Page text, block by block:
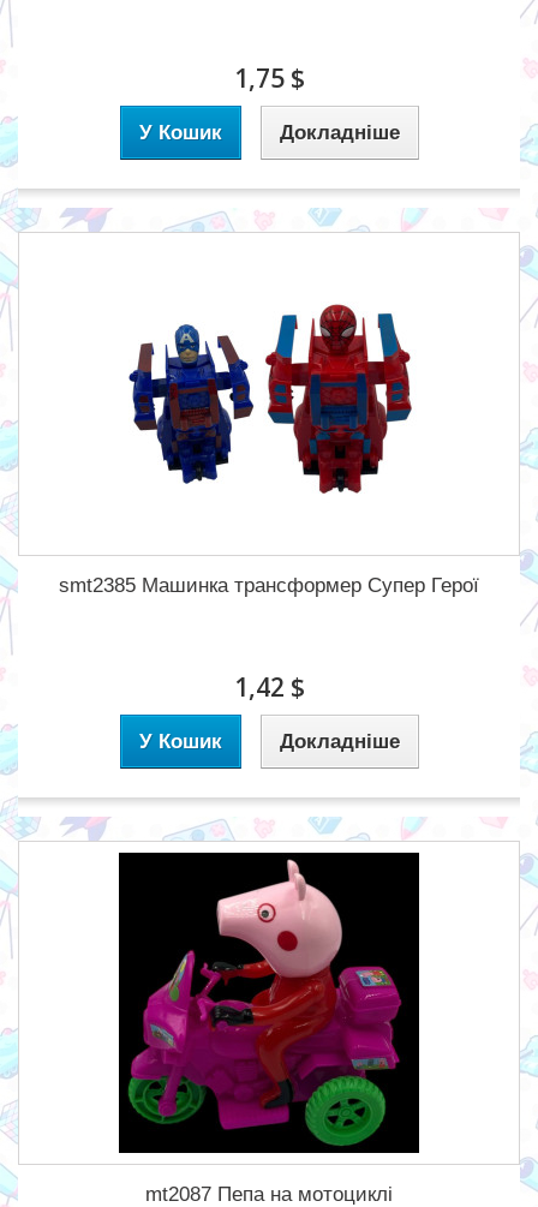
1,75 $
У Кошик Докладніше
smt2385 Машинка трансформер Супер Герої
1,42 $
У Кошик Докладніше
mt2087 Пепа на мотоциклі